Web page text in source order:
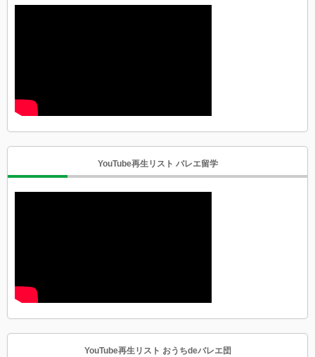
YouTube再生リスト バレエ留学
YouTube再生リスト おうちdeバレエ団